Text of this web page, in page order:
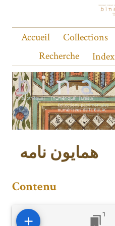
Accueil Collections
Recherche
Index
همایون نامه
Contenu
1